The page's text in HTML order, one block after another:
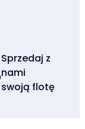
Sprzedaj z
nami
swoją flotę